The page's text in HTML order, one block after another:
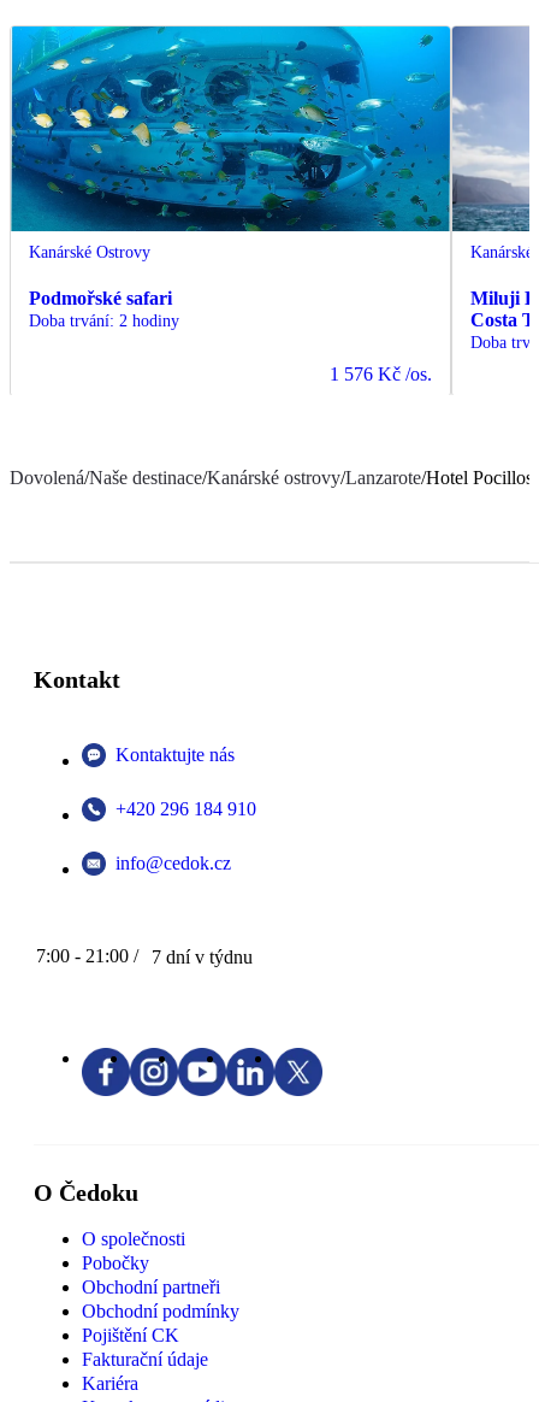
Kanárské Ostrovy
Podmořské safari
Doba trvání: 2 hodiny
1 576 Kč /os.
Miluji
Costa
Doba
Dovolená/Naše destinace/Kanárské ostrovy/Lanzarote/Hotel Pocillos
Kontakt
Kontaktujte nás
+420 296 184 910
info@cedok.cz
7:00 - 21:00 / 7 dní v týdnu
O Čedoku
O společnosti
Pobočky
Obchodní partneři
Obchodní podmínky
Pojištění CK
Fakturační údaje
Kariéra